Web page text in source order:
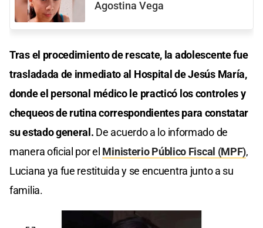
Agostina Vega
Tras el procedimiento de rescate, la adolescente fue
trasladada de inmediato al Hospital de Jesús María,
donde el personal médico le practicó los controles y
chequeos de rutina correspondientes para constatar
su estado general. De acuerdo a lo informado de
manera oficial por el Ministerio Público Fiscal (MPF),
Luciana ya fue restituida y se encuentra junto a su
familia.